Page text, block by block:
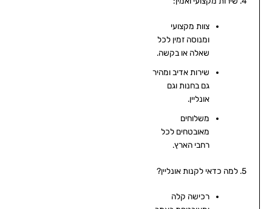
צוות מקצועי
ומנוסה זמין לכל
שאלה או בקשה.
שירות אדיב ומהיר
גם בחנות וגם
אונליין.
משלוחים
מאובטחים לכל
רחבי הארץ.
5. למה כדאי לקנות אונליין?
רכישה קלה